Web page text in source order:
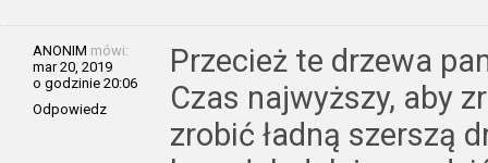
ANONIM mówi:
mar 20, 2019
o godzinie 20:06
Odpowiedz
Przecież te drzewa
Czas najwyższy, aby
zrobić ładną szerszą